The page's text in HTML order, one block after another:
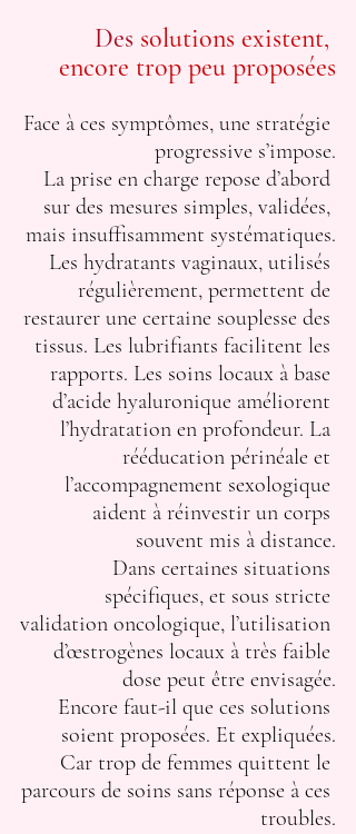
Des solutions existent,
encore trop peu proposées
Face à ces symptômes, une stratégie
progressive s’impose.
La prise en charge repose d’abord
sur des mesures simples, validées,
mais insuffisamment systématiques.
Les hydratants vaginaux, utilisés
régulièrement, permettent de
restaurer une certaine souplesse des
tissus. Les lubrifiants facilitent les
rapports. Les soins locaux à base
d’acide hyaluronique améliorent
l’hydratation en profondeur. La
rééducation périnéale et
l’accompagnement sexologique
aident à réinvestir un corps
souvent mis à distance.
Dans certaines situations
spécifiques, et sous stricte
validation oncologique, l’utilisation
d’œstrogènes locaux à très faible
dose peut être envisagée.
Encore faut-il que ces solutions
soient proposées. Et expliquées.
Car trop de femmes quittent le
parcours de soins sans réponse à ces
troubles.